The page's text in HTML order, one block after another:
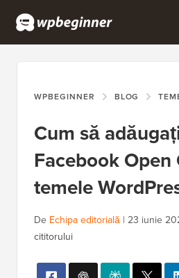
WPBEGINNER BLOG
Cum să
Facebook Open
temele
De Echipa editorială | 23 iunie
cititorului